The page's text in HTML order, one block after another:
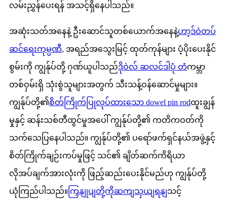
လမ်းညွှန်ပေးရန် အသင့်ရှိနေပါသည်။
အဆုံးသတ်အနေနဲ့ ဦးဆောင်သူတစ်ယောက်အနေနဲ့ဟာ့ဒ်ဝဲတပ်
ဆင်ရေးကုမ္ပဏီ, အရည်အသွေးမြင့် ထုတ်ကုန်များ ပံ့ပိုးပေးနိုင်
စွမ်းကို ကျွန်ုပ်တို့ ဂုဏ်ယူပါသည်ဒိုဝဲလ် ဆလင်ဒါပုံ တံကမ္ဘာ
တစ်ဝှမ်းရှိ သုံးစွဲသူများအတွက် သီးသန့်ဝန်ဆောင်မှုများ။
ကျွန်ုပ်တို့၏စိတ်ကြိုက်ပြုလုပ်ထားသော dowel pin rodထူးချွန်
မှုနှင့် ဆန်းသစ်တီထွင်မှုအပေါ် ကျွန်ုပ်တို့၏ ကတိကဝတ်ကို
သက်သေပြနေပါသည်။ ကျွန်ုပ်တို့၏ ပရော်ဖက်ရှင်နယ်အဖွဲ့နှင့်
စိတ်ကြိုက်ချဉ်းကပ်မှုဖြင့် သင်၏ ချိတ်ဆက်ကိရိယာ
လိုအပ်ချက်အားလုံးကို ဖြည့်ဆည်းပေးနိုင်မည်ဟု ကျွန်ုပ်တို့
ယုံကြည်ပါသည်။ ကြှနျုပျတို့ကိုဆကျသှယျရနျသင့်